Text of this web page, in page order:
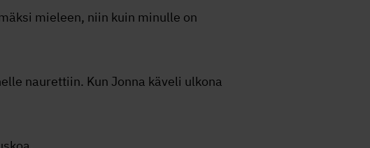
mieleen, niin kuin minulle on
naurettiin. Kun Jonna käveli ulkona